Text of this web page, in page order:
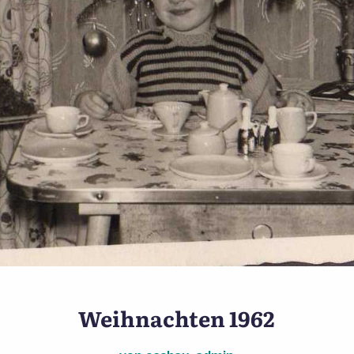
Christkind kommt zu
Weihnachten 1962